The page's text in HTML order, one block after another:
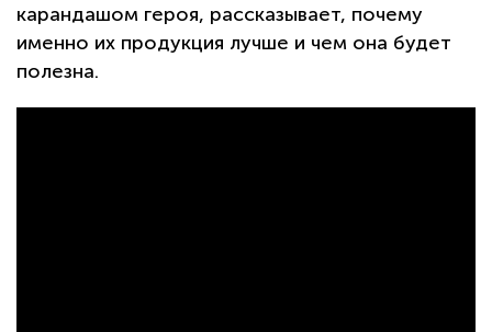
карандашом героя, рассказывает, почему
именно их продукция лучше и чем она будет
полезна.